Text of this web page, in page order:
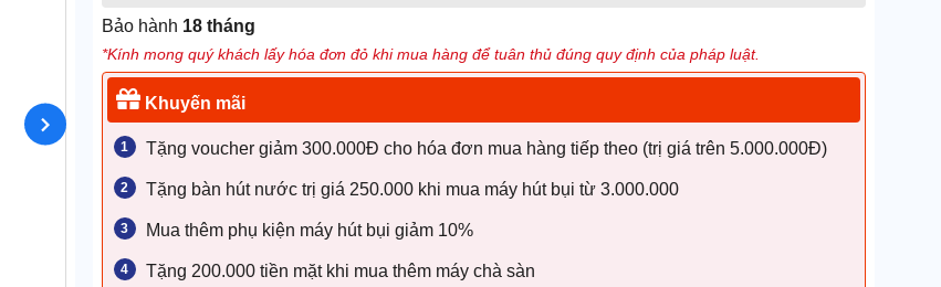
Bảo hành 18 tháng
*Kính mong quý khách lấy hóa đơn đỏ khi mua hàng để tuân thủ đúng quy định của pháp luật.
Khuyến mãi
Tặng voucher giảm 300.000Đ cho hóa đơn mua hàng tiếp theo (trị giá trên 5.000.000Đ)
Tặng bàn hút nước trị giá 250.000 khi mua máy hút bụi từ 3.000.000
Mua thêm phụ kiện máy hút bụi giảm 10%
Tặng 200.000 tiền mặt khi mua thêm máy chà sàn